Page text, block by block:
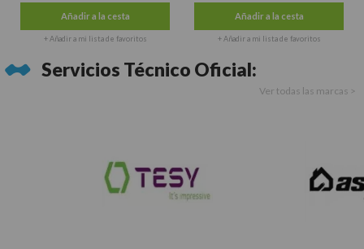
Añadir a la cesta
+ Añadir a mi lista de favoritos
Añadir a la cesta
+ Añadir a mi lista de favoritos
Servicios Técnico Oficial:
Ver todas las marcas >